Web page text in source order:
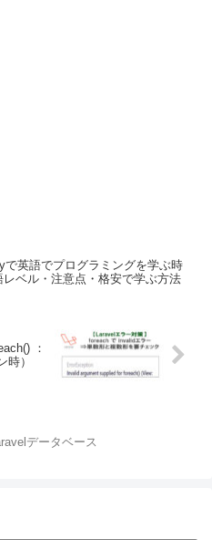
で英語でプログラミングを学ぶ時
レベル・注意点・格安で学ぶ方法
：
時）
データベース